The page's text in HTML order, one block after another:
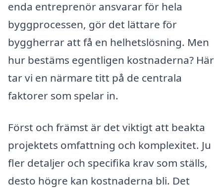
enda entreprenör ansvarar för hela
byggprocessen, gör det lättare för
byggherrar att få en helhetslösning. Men
hur bestäms egentligen kostnaderna? Här
tar vi en närmare titt på de centrala
faktorer som spelar in.
Först och främst är det viktigt att beakta
projektets omfattning och komplexitet. Ju
fler detaljer och specifika krav som ställs,
desto högre kan kostnaderna bli. Det